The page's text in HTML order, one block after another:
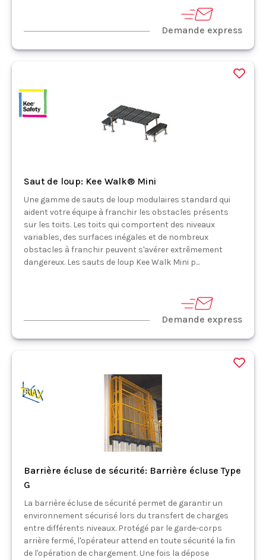
Demande express
Saut de loup: Kee Walk® Mini
Une gamme de sauts de loup modulaires standard qui
aident votre équipe à franchir les obstacles présents
sur les toits. Les toits qui comportent des niveaux
variables, des surfaces inégales et de nombreux
obstacles à franchir peuvent s'avérer extrêmement
dangereux. Les sauts de loup Kee Walk Mini p...
Demande express
Barrière écluse de sécurité: Barrière écluse Type
G
La barrière écluse de sécurité permet de garantir un
environnement sécurisé lors du transfert de charges
entre différents niveaux. Protégé par le garde-corps
arrière fermé, l'opérateur attend en toute sécurité la fin
de l'opération de chargement. Une fois la dépose